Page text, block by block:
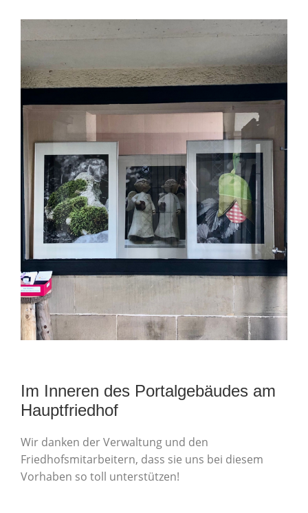
Im Inneren des Portalgebäudes am
Hauptfriedhof
Wir danken der Verwaltung und den
Friedhofsmitarbeitern, dass sie uns bei diesem
Vorhaben so toll unterstützen!